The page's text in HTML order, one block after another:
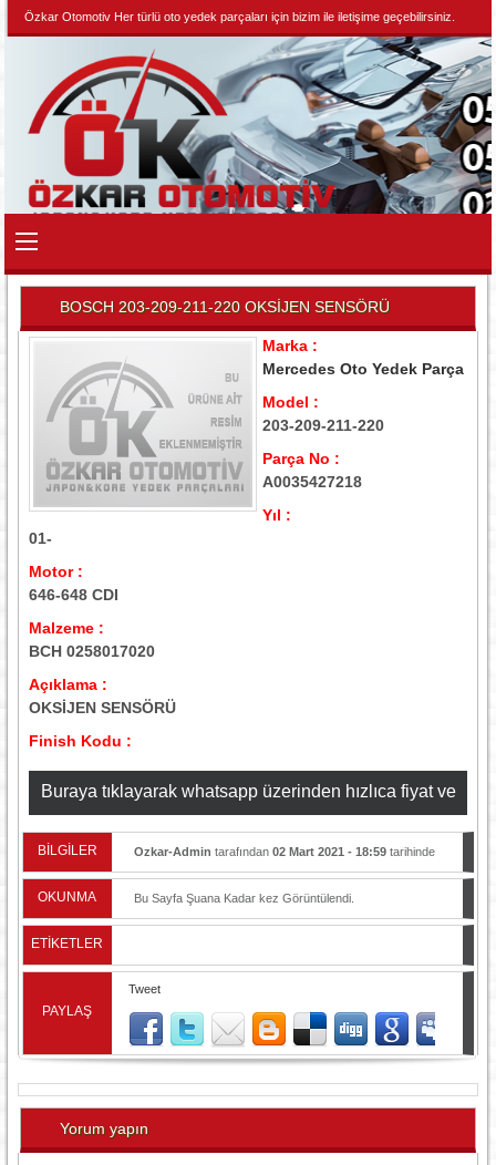
Özkar Otomotiv Her türlü oto yedek parçaları için bizim ile iletişime geçebilirsiniz.
BOSCH 203-209-211-220 OKSİJEN SENSÖRÜ
Marka :
Mercedes Oto Yedek Parça
Model :
203-209-211-220
Parça No :
A0035427218
Yıl :
01-
Motor :
646-648 CDI
Malzeme :
BCH 0258017020
Açıklama :
OKSİJEN SENSÖRÜ
Finish Kodu :
Buraya tıklayarak whatsapp üzerinden hızlıca fiyat ve
stok bilgisi alabilirsiniz
BİLGİLER Ozkar-Admin tarafından 02 Mart 2021 - 18:59tarihinde
OKUNMA Bu Sayfa Şuana Kadar kez Görüntülendi.
ETİKETLER
PAYLAŞ
Tweet
Yorum yapın